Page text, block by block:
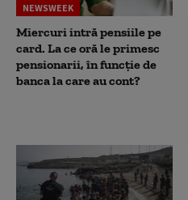
NEWSWEEK
Miercuri intră pensiile pe
card. La ce oră le primesc
pensionarii, în funcție de
banca la care au cont?